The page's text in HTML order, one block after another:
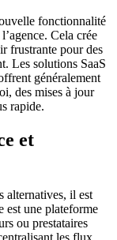
fonctionnalité
Cela crée
frustrante pour des
Les solutions SaaS
généralement
des mises à jour
rapide.
et
alternatives, il est
est une plateforme
ou prestataires